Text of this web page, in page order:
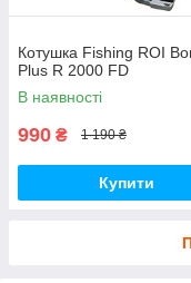
Котушка Fishing ROI
Plus R 2000 FD
В наявності
990 ₴ 1 190 ₴
Купити